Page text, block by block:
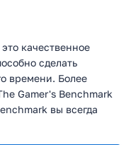
качественное
сделать
времени. Более
Gamer's Benchmark
вы всегда